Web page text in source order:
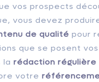
vos prospects
vous devez
de qualité pour
que se posent
rédaction régulière
votre